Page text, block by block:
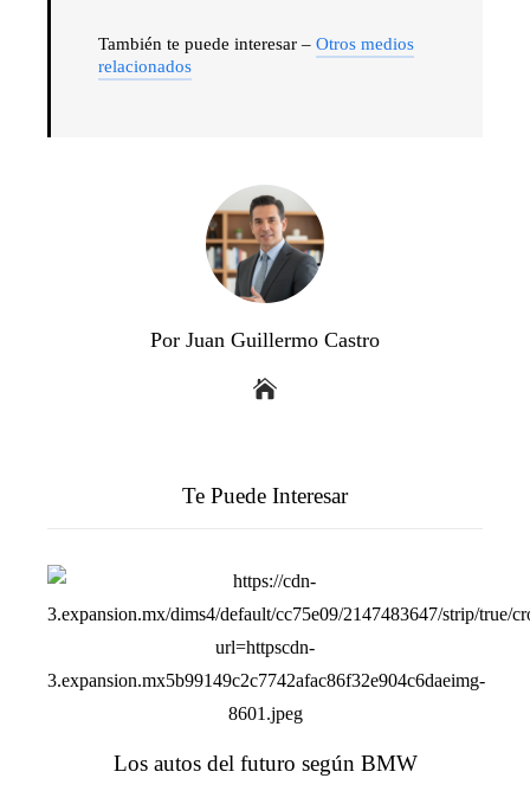
También te puede interesar – Otros medios
relacionados
Por Juan Guillermo Castro
Te Puede Interesar
Los autos del futuro según BMW